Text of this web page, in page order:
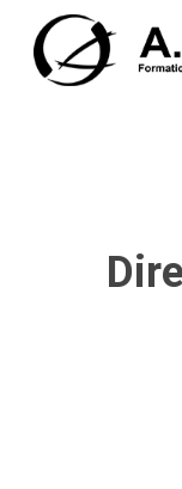
main
content
Panneau de